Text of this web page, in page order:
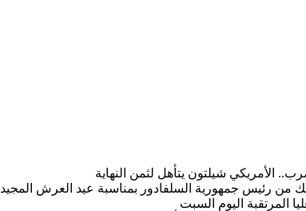
الأمريكي شيلتون يتأهل لثمن النهاية
من رئيس جمهورية السلفادور بمناسبة عيد العرش المجيد
المرتقبة اليوم السبت